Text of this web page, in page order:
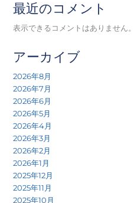
最近のコメント
表示できるコメントはありません。
アーカイブ
2026年8月
2026年7月
2026年6月
2026年5月
2026年4月
2026年3月
2026年2月
2026年1月
2025年12月
2025年11月
2025年10月